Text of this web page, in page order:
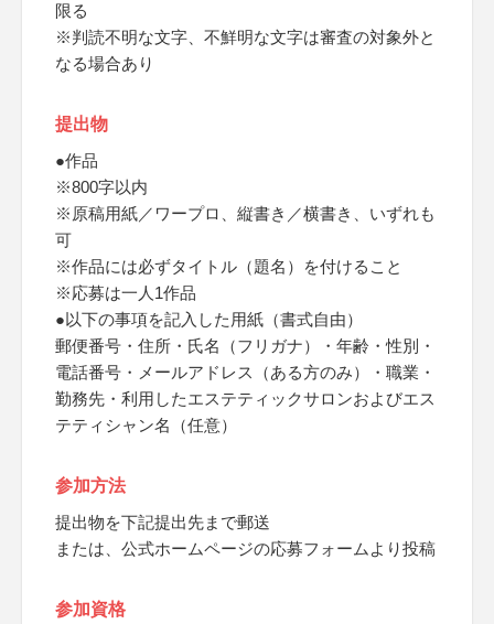
限る
※判読不明な文字、不鮮明な文字は審査の対象外と
なる場合あり
提出物
●作品
※800字以内
※原稿用紙／ワープロ、縦書き／横書き、いずれも
可
※作品には必ずタイトル（題名）を付けること
※応募は一人1作品
●以下の事項を記入した用紙（書式自由）
郵便番号・住所・氏名（フリガナ）・年齢・性別・
電話番号・メールアドレス（ある方のみ）・職業・
勤務先・利用したエステティックサロンおよびエス
テティシャン名（任意）
参加方法
提出物を下記提出先まで郵送
または、公式ホームページの応募フォームより投稿
参加資格